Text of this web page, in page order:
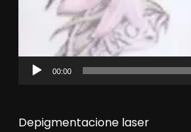
00:00
Depigmentacione laser